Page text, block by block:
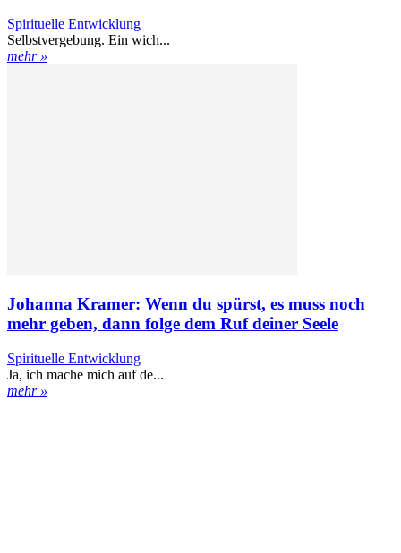
Spirituelle Entwicklung
Selbstvergebung. Ein wich...
mehr »
Johanna Kramer: Wenn du spürst, es muss noch
mehr geben, dann folge dem Ruf deiner Seele
Spirituelle Entwicklung
Ja, ich mache mich auf de...
mehr »